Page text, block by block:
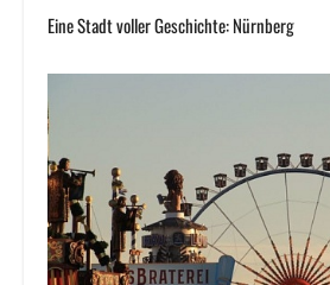
Eine Stadt voller Geschichte: Nürnberg